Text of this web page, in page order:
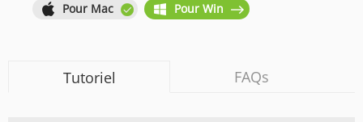
Pour Mac Pour Win
Tutoriel FAQs